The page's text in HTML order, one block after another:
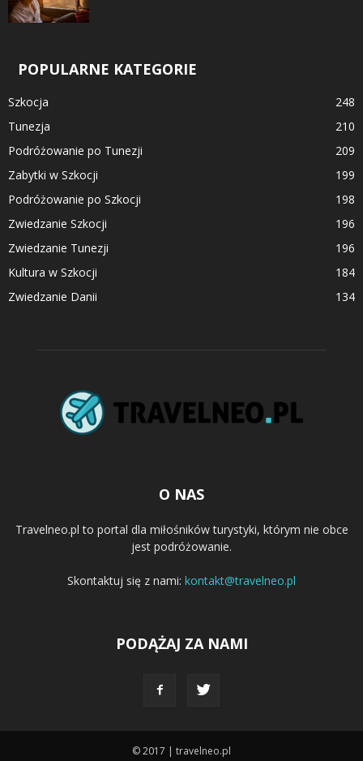
POPULARNE KATEGORIE
Szkocja
248
Tunezja
210
Podróżowanie po Tunezji
209
Zabytki w Szkocji
199
Podróżowanie po Szkocji
198
Zwiedzanie Szkocji
196
Zwiedzanie Tunezji
196
Kultura w Szkocji
184
Zwiedzanie Danii
134
O NAS
Travelneo.pl to portal dla miłośników turystyki, którym nie obce
jest podróżowanie.
Skontaktuj się z nami: kontakt@travelneo.pl
PODĄŻAJ ZA NAMI
© 2017 | travelneo.pl